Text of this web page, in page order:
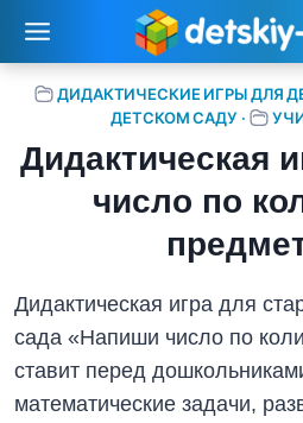
содержимому
ДИДАКТИЧЕСКИЕ ИГРЫ ДЛЯ
ДЕТСКОМ САДУ ·
Дидактическая
число по
Дидактическая игра для
сада «Напиши число по
ставит перед
математические задачи,